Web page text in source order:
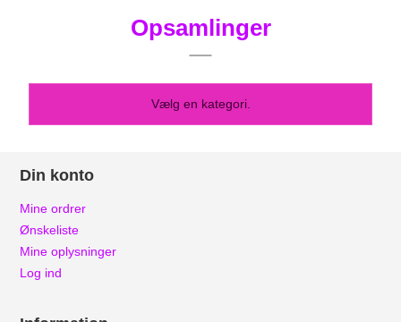
Opsamlinger
Vælg en kategori.
Din konto
Mine ordrer
Ønskeliste
Mine oplysninger
Log ind